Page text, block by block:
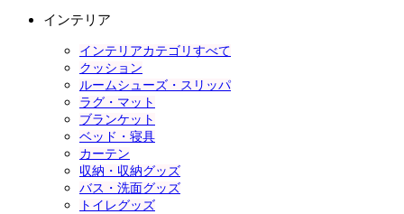
インテリア
インテリアカテゴリすべて
クッション
ルームシューズ・スリッパ
ラグ・マット
ブランケット
ベッド・寝具
カーテン
収納・収納グッズ
バス・洗面グッズ
トイレグッズ